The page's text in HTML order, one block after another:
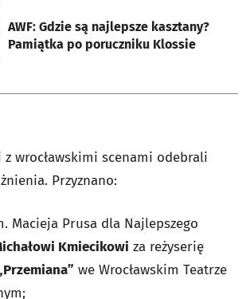
AWF: Gdzie są najlepsze kasztany?
Pamiątka po poruczniku Klossie
karcie
z wrocławskimi scenami odebrali
Przyznano:
Macieja Prusa dla Najlepszego
Kmiecikowi za reżyserię
we Wrocławskim Teatrze